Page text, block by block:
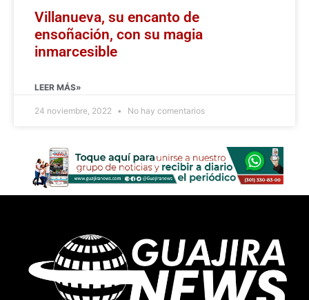
Villanueva, su encanto de
ensoñación, con su magia
inmarcesible
LEER MÁS»
24 noviembre, 2022 No hay comentarios